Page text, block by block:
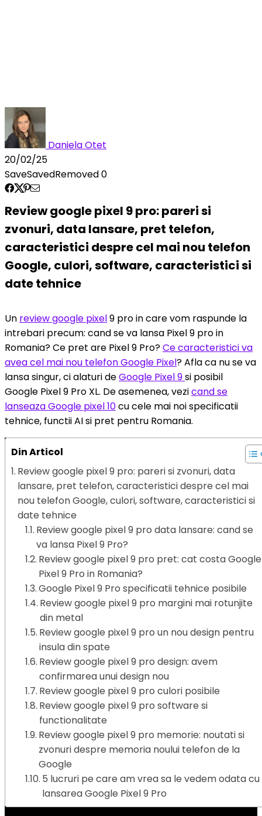
Daniela Otet
20/02/25
SaveSavedRemoved0
Review google pixel 9 pro: pareri si
zvonuri, data lansare, pret telefon,
caracteristici despre cel mai nou telefon
Google, culori, software, caracteristici si
date tehnice
Un review google pixel9 pro in care vom raspunde la
intrebari precum: cand se va lansa Pixel 9 pro in
Romania? Ce pret are Pixel 9 Pro?Ce caracteristici va
avea cel mai nou telefon Google Pixel? Afla ca nu se va
lansa singur, ci alaturi deGoogle Pixel 9si posibil
Google Pixel 9 Pro XL. De asemenea, vezicand se
lanseaza Google pixel 10cu cele mai noi specificatii
tehnice, functii AI si pret pentru Romania.
Din Articol
Review google pixel 9 pro: pareri si zvonuri, data
lansare, pret telefon, caracteristici despre cel mai
nou telefon Google, culori, software, caracteristici si
date tehnice
Review google pixel 9 pro data lansare: cand se
va lansa Pixel 9 Pro?
Review google pixel 9 pro pret: cat costa Google
Pixel 9 Pro in Romania?
Google Pixel 9 Pro specificatii tehnice posibile
Review google pixel 9 pro margini mai rotunjite
din metal
Review google pixel 9 pro un nou design pentru
insula din spate
Review google pixel 9 pro design: avem
confirmarea unui design nou
Review google pixel 9 pro culori posibile
Review google pixel 9 pro software si
functionalitate
Review google pixel 9 pro memorie: noutati si
zvonuri despre memoria noului telefon de la
Google
5 lucruri pe care am vrea sa le vedem odata cu
lansarea Google Pixel 9 Pro